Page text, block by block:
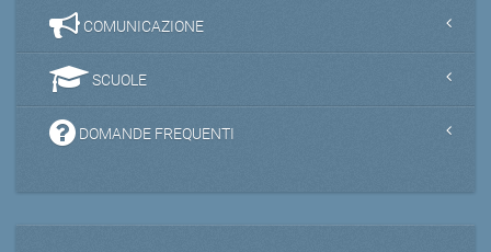
COMUNICAZIONE
SCUOLE
DOMANDE FREQUENTI